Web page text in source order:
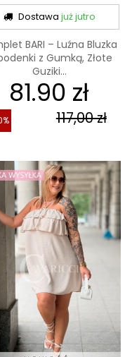
Dostawa już jutro
BARI – Luźna Bluzka
z Gumką, Złote
Guziki...
81.90 zł
117,00 zł